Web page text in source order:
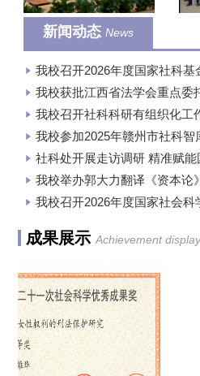
新闻动态 News
我校召开2026年度国家社科
我校获批江西省法学会重点委
我校召开社科科研有组织化工
我校参加2025年赣州市社科智
社科处开展走访调研 精准赋
我校举办郭大力翻译《资本论
我校召开2026年度国家社会科
成果展示 Achievement display